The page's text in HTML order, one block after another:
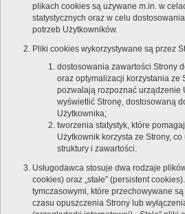
plikach cookies są używane m.in. w
statystycznych oraz w celu
potrzeb Użytkowników.
Pliki cookies wykorzystywane są przez
dostosowania zawartości Strony
oraz optymalizacji korzystania ze
pozwalają rozpoznać urządzenie
wyświetlić Stronę, dostosowaną
Użytkownika;
tworzenia statystyk, które
Użytkownik korzysta ze Strony,
struktury i zawartości.
Usługodawca stosuje dwa rodzaje
cookies) oraz „stałe” (persistent
tymczasowymi, które przechowywane
czasu opuszczenia Strony lub